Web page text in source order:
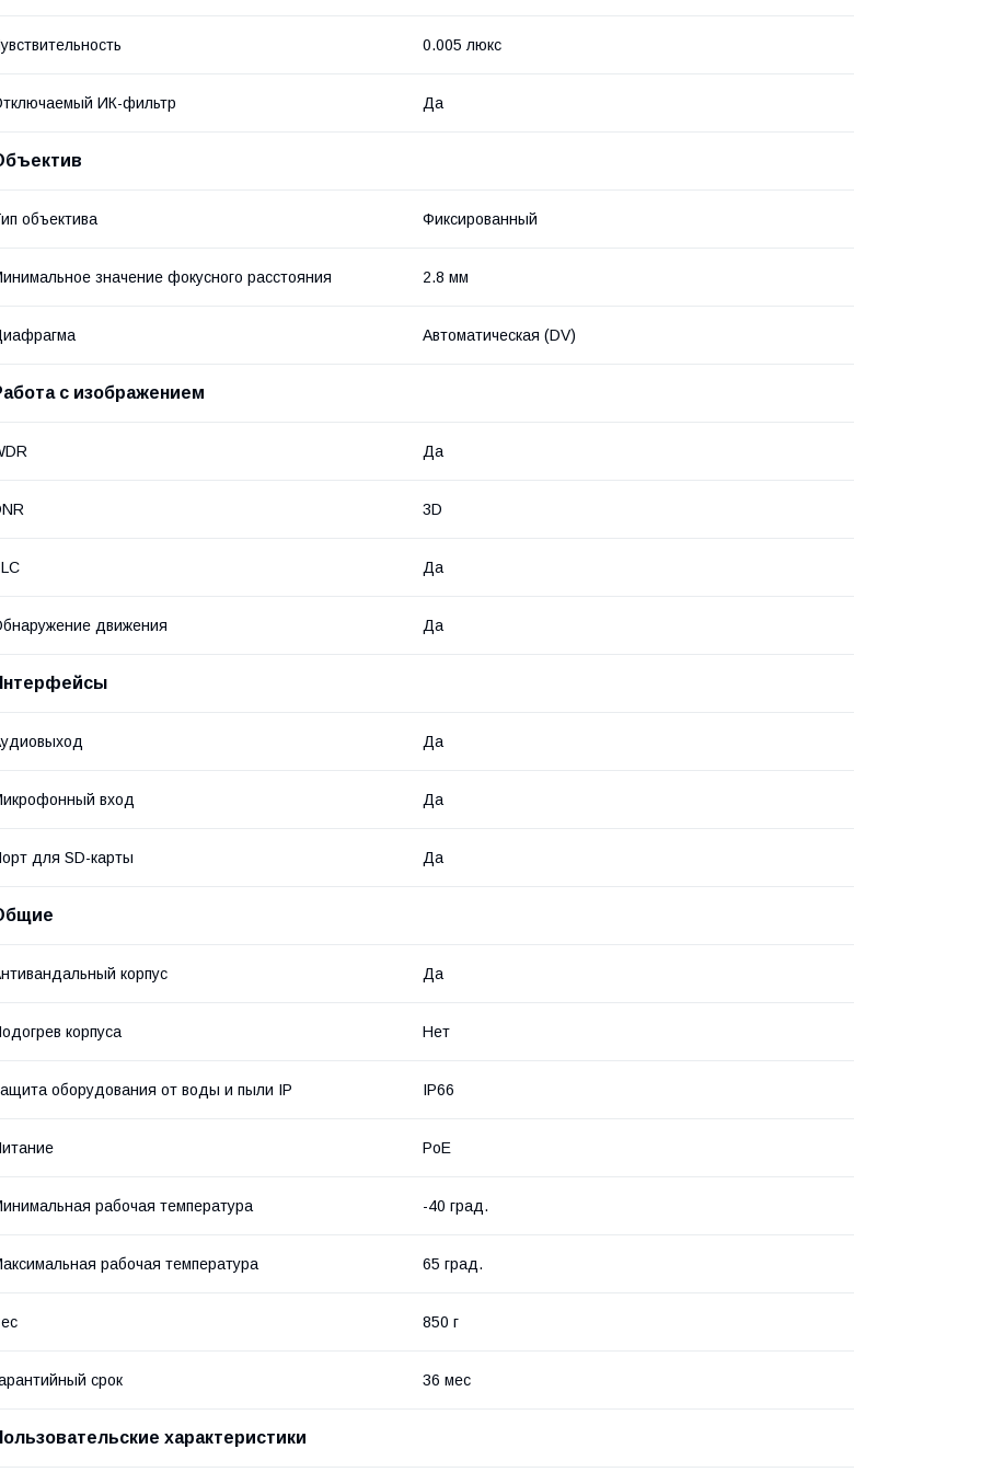
0.005 люкс
ИК-фильтр Да
объектива Фиксированный
значение фокусного расстояния 2.8 мм
Автоматическая (DV)
с изображением
Да
3D
Да
движения Да
Да
вход Да
для SD-карты Да
корпус Да
корпуса Нет
оборудования от воды и пыли IP IP66
PoE
рабочая температура -40 град.
рабочая температура 65 град.
850 г
срок 36 мес
характеристики